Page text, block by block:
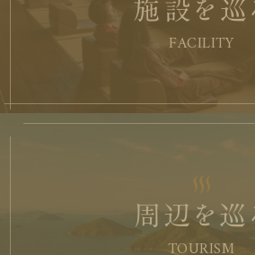
施設を巡
FACILITY
周辺を巡
TOURISM